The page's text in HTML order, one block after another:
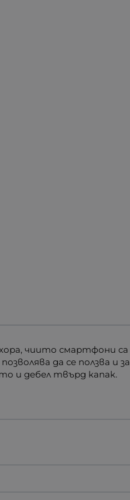
чиито смартфони са
да се ползва и за
и дебел твърд капак.